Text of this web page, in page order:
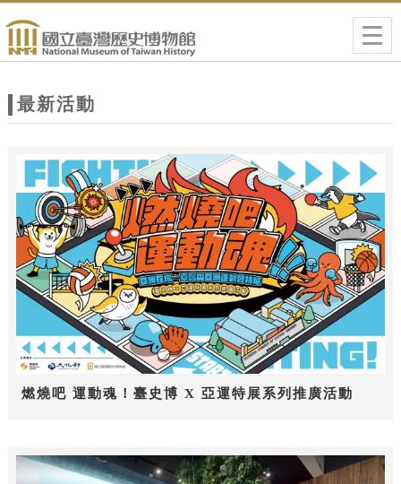
站最新活動
燃燒吧 運動魂！臺史博 X 亞運特展系列推廣活動